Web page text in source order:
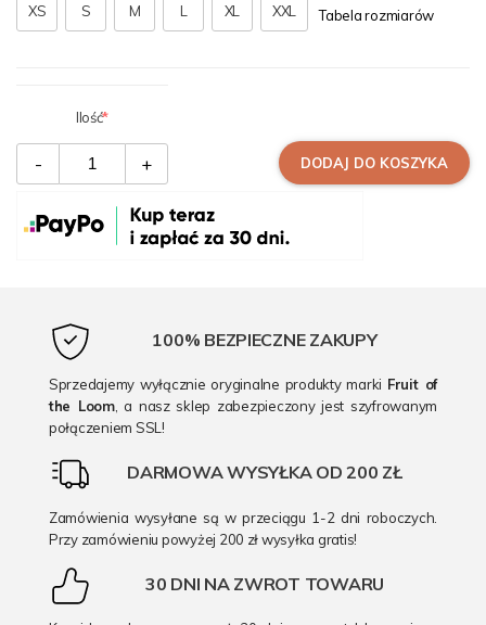
XS S M L XL XXL Tabela rozmiarów
Ilość
- + DODAJ DO KOSZYKA
100% BEZPIECZNE ZAKUPY
Sprzedajemy wyłącznie oryginalne produkty marki Fruit of
the Loom, a nasz sklep zabezpieczony jest szyfrowanym
połączeniem SSL!
DARMOWA WYSYŁKA OD 200 ZŁ
Zamówienia wysyłane są w przeciągu 1-2 dni roboczych.
Przy zamówieniu powyżej 200 zł wysyłka gratis!
30 DNI NA ZWROT TOWARU